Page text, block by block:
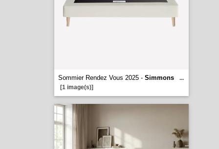
Sommier Rendez Vous 2025 - Simmons
...
[1 image(s)]